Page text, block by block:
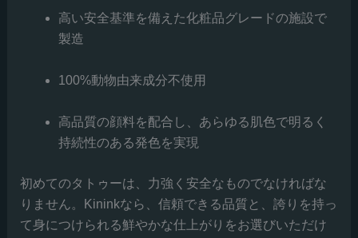
高い安全基準を備えた化粧品グレードの施設で
製造
100%動物由来成分不使用
高品質の顔料を配合し、あらゆる肌色で明るく
持続性のある発色を実現
初めてのタトゥーは、力強く安全なものでなければな
りません。Kininkなら、信頼できる品質と、誇りを持っ
て身につけられる鮮やかな仕上がりをお選びいただけ